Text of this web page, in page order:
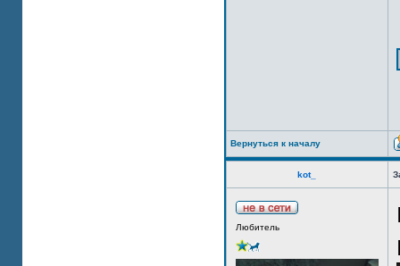
Вернуться к началу
kot_
Любитель